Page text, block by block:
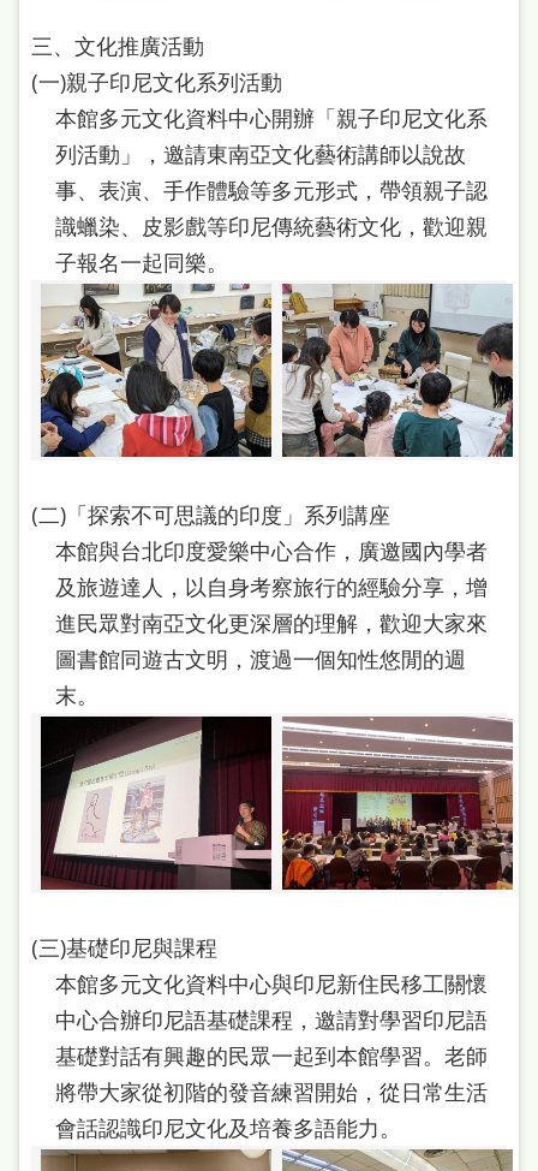
三、文化推廣活動
(一)親子印尼文化系列活動
本館多元文化資料中心開辦「親子印尼文化系
列活動」，邀請東南亞文化藝術講師以說故
事、表演、手作體驗等多元形式，帶領親子認
識蠟染、皮影戲等印尼傳統藝術文化，歡迎親
子報名一起同樂。
(二)「探索不可思議的印度」系列講座
本館與台北印度愛樂中心合作，廣邀國內學者
及旅遊達人，以自身考察旅行的經驗分享，增
進民眾對南亞文化更深層的理解，歡迎大家來
圖書館同遊古文明，渡過一個知性悠閒的週
末。
(三)基礎印尼與課程
本館多元文化資料中心與印尼新住民移工關懷
中心合辦印尼語基礎課程，邀請對學習印尼語
基礎對話有興趣的民眾一起到本館學習。老師
將帶大家從初階的發音練習開始，從日常生活
會話認識印尼文化及培養多語能力。